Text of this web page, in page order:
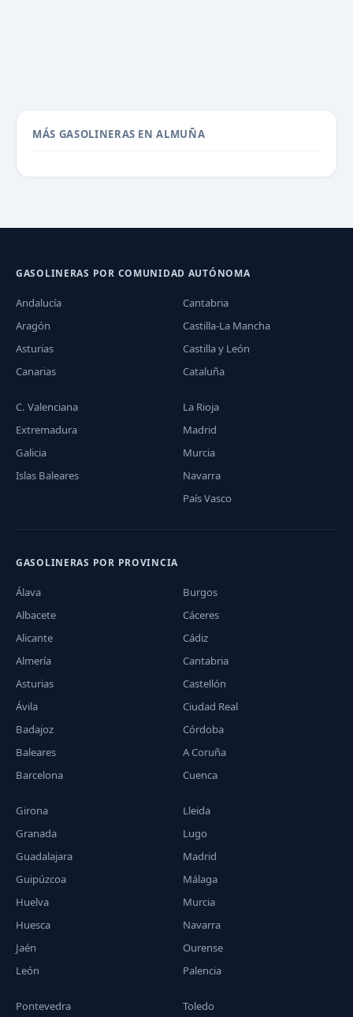
MÁS GASOLINERAS EN ALMUÑA
GASOLINERAS POR COMUNIDAD AUTÓNOMA
Andalucía
Aragón
Asturias
Canarias
Cantabria
Castilla-La Mancha
Castilla y León
Cataluña
C. Valenciana
Extremadura
Galicia
Islas Baleares
La Rioja
Madrid
Murcia
Navarra
País Vasco
GASOLINERAS POR PROVINCIA
Álava
Albacete
Alicante
Almería
Asturias
Ávila
Badajoz
Baleares
Barcelona
Burgos
Cáceres
Cádiz
Cantabria
Castellón
Ciudad Real
Córdoba
A Coruña
Cuenca
Girona
Granada
Guadalajara
Guipúzcoa
Huelva
Huesca
Jaén
León
Lleida
Lugo
Madrid
Málaga
Murcia
Navarra
Ourense
Palencia
Pontevedra Toledo